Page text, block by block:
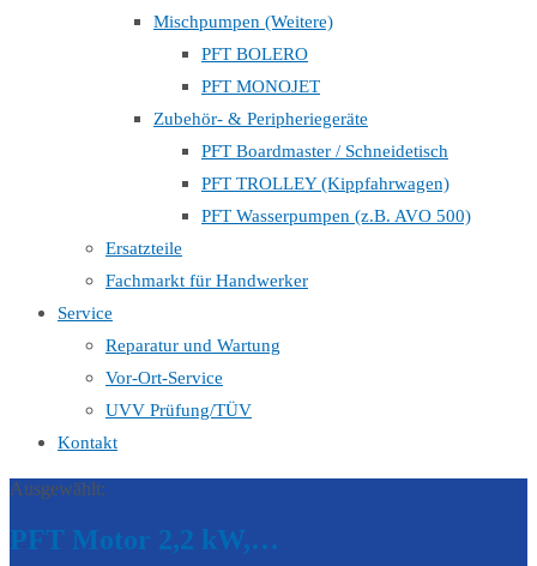
Mischpumpen (Weitere)
PFT BOLERO
PFT MONOJET
Zubehör- & Peripheriegeräte
PFT Boardmaster / Schneidetisch
PFT TROLLEY (Kippfahrwagen)
PFT Wasserpumpen (z.B. AVO 500)
Ersatzteile
Fachmarkt für Handwerker
Service
Reparatur und Wartung
Vor-Ort-Service
UVV Prüfung/TÜV
Kontakt
Ausgewählt:
PFT Motor 2,2 kW,…